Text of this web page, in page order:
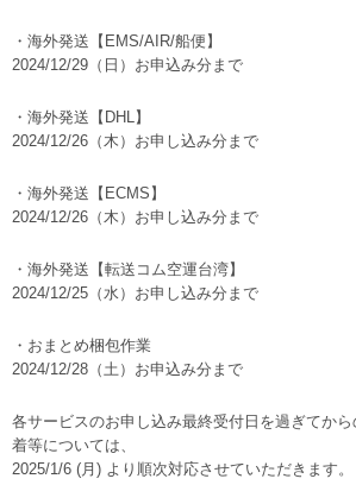
・海外発送【EMS/AIR/船便】
2024/12/29（日）お申込み分まで
・海外発送【DHL】
2024/12/26（木）お申し込み分まで
・海外発送【ECMS】
2024/12/26（木）お申し込み分まで
・海外発送【転送コム空運台湾】
2024/12/25（水）お申し込み分まで
・おまとめ梱包作業
2024/12/28（土）お申込み分まで
各サービスのお申し込み最終受付日を過ぎてか
着等については、
2025/1/6 (月) より順次対応させていただきます。